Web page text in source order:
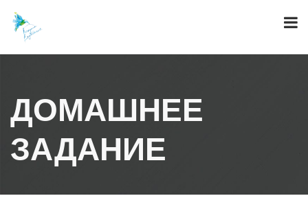
content
ДОМАШНЕЕ
ЗАДАНИЕ